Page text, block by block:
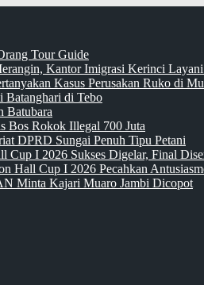
Tour Guide
Kantor Imigrasi Kerinci
Kasus Perusakan Ruko di
Batanghari di Tebo
Batubara
Bos Rokok Illegal 700 Juta
DPRD Sungai Penuh Tipu Petani
I 2026 Sukses Digelar, Final
Hall Cup I 2026 Pecahkan
Minta Kajari Muaro Jambi Dicopot